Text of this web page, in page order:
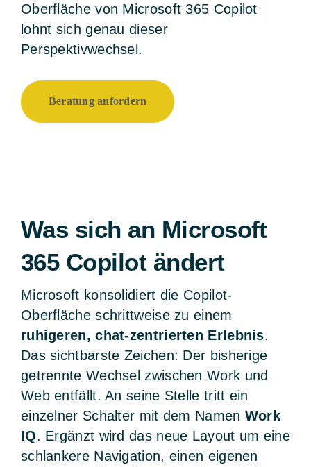
Oberfläche von Microsoft 365 Copilot
lohnt sich genau dieser
Perspektivwechsel.
Beratung anfordern
Was sich an Microsoft
365 Copilot ändert
Microsoft konsolidiert die Copilot-
Oberfläche schrittweise zu einem
ruhigeren, chat-zentrierten Erlebnis.
Das sichtbarste Zeichen: Der bisherige
getrennte Wechsel zwischen Work und
Web entfällt. An seine Stelle tritt ein
einzelner Schalter mit dem Namen Work
IQ. Ergänzt wird das neue Layout um eine
schlankere Navigation, einen eigenen